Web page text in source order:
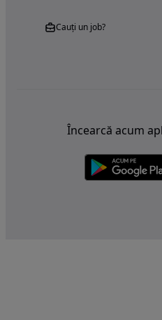
Cauți un job?
Încearcă acum